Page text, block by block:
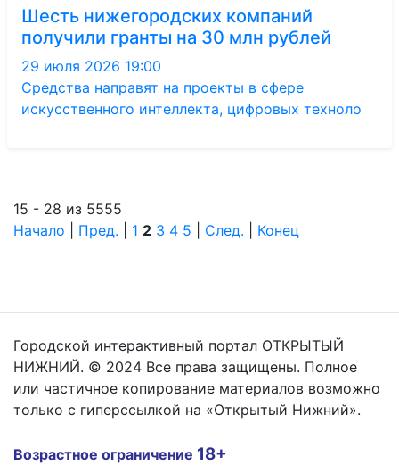
Шесть нижегородских компаний
получили гранты на 30 млн рублей
29 июля 2026 19:00
Средства направят на проекты в сфере
искусственного интеллекта, цифровых техноло
15 - 28 из 5555
Начало
Пред. 1 2 3 4 5 След. Конец
Городской интерактивный портал ОТКРЫТЫЙ
НИЖНИЙ. © 2024 Все права защищены. Полное
или частичное копирование материалов возможно
только с гиперссылкой на «Открытый Нижний».
Возрастное ограничение 18+